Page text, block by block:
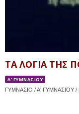
ΤΑ ΛΟΓΙΑ ΤΗΣ
Α' ΓΥΜΝΑΣΙΟΥ
ΓΥΜΝΑΣΙΟ / Α' ΓΥΜΝΑΣΙΟΥ /